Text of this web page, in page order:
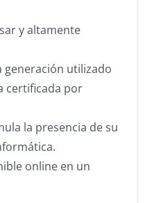
y altamente
generación utilizado
certificada por
la presencia de su
online en un